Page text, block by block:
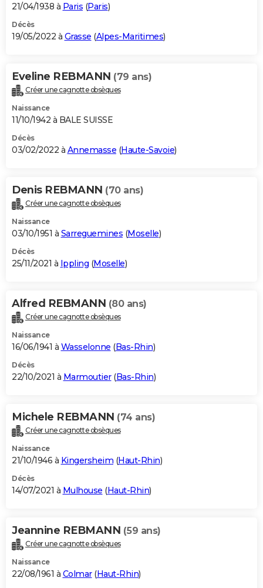
21/04/1938 à Paris (Paris)
Décès
19/05/2022 à Grasse (Alpes-Maritimes)
Eveline REBMANN (79 ans)
Créer une cagnotte obsèques
Naissance
11/10/1942 à BALE SUISSE
Décès
03/02/2022 à Annemasse (Haute-Savoie)
Denis REBMANN (70 ans)
Créer une cagnotte obsèques
Naissance
03/10/1951 à Sarreguemines (Moselle)
Décès
25/11/2021 à Ippling (Moselle)
Alfred REBMANN (80 ans)
Créer une cagnotte obsèques
Naissance
16/06/1941 à Wasselonne (Bas-Rhin)
Décès
22/10/2021 à Marmoutier(Bas-Rhin)
Michele REBMANN (74 ans)
Créer une cagnotte obsèques
Naissance
21/10/1946 à Kingersheim (Haut-Rhin)
Décès
14/07/2021 à Mulhouse (Haut-Rhin)
Jeannine REBMANN (59 ans)
Créer une cagnotte obsèques
Naissance
22/08/1961 à Colmar(Haut-Rhin)